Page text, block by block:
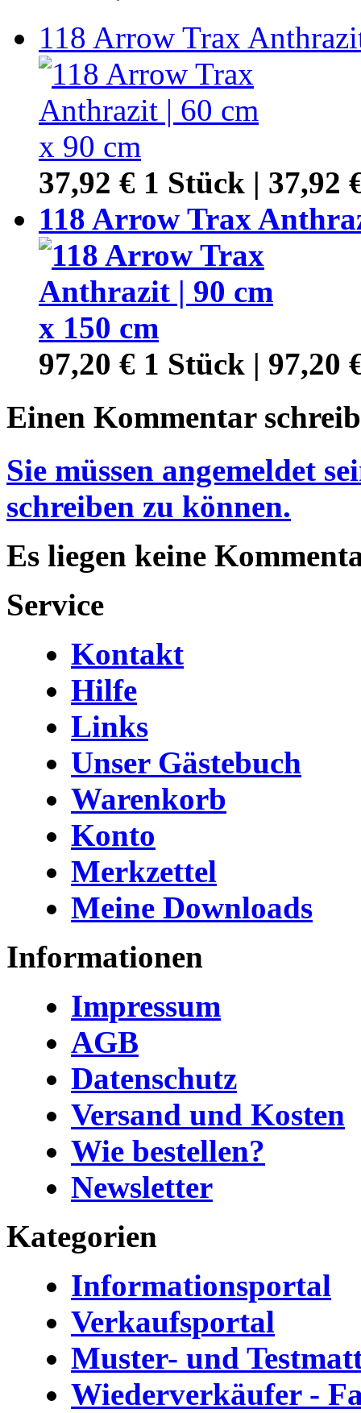
118 Arrow Trax
37,92 € 1 Stück | 37,92
118 Arrow Trax
97,20 € 1 Stück | 97,20
Einen Kommentar
Sie müssen angemeldet
schreiben zu können.
Es liegen keine
Service
Kontakt
Hilfe
Links
Unser Gästebuch
Warenkorb
Konto
Merkzettel
Meine Downloads
Informationen
Impressum
AGB
Datenschutz
Versand und Kosten
Wie bestellen?
Newsletter
Kategorien
Informationsportal
Verkaufsportal
Muster- und
Wiederverkäufer -